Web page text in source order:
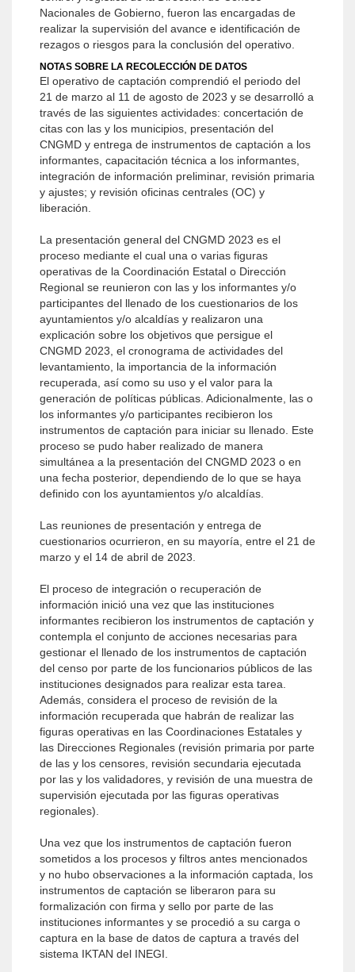
Nacionales de Gobierno, fueron las encargadas de
realizar la supervisión del avance e identificación de
rezagos o riesgos para la conclusión del operativo.
NOTAS SOBRE LA RECOLECCIÓN DE DATOS
El operativo de captación comprendió el periodo del
21 de marzo al 11 de agosto de 2023 y se desarrolló a
través de las siguientes actividades: concertación de
citas con las y los municipios, presentación del
CNGMD y entrega de instrumentos de captación a los
informantes, capacitación técnica a los informantes,
integración de información preliminar, revisión primaria
y ajustes; y revisión oficinas centrales (OC) y
liberación.
La presentación general del CNGMD 2023 es el
proceso mediante el cual una o varias figuras
operativas de la Coordinación Estatal o Dirección
Regional se reunieron con las y los informantes y/o
participantes del llenado de los cuestionarios de los
ayuntamientos y/o alcaldías y realizaron una
explicación sobre los objetivos que persigue el
CNGMD 2023, el cronograma de actividades del
levantamiento, la importancia de la información
recuperada, así como su uso y el valor para la
generación de políticas públicas. Adicionalmente, las o
los informantes y/o participantes recibieron los
instrumentos de captación para iniciar su llenado. Este
proceso se pudo haber realizado de manera
simultánea a la presentación del CNGMD 2023 o en
una fecha posterior, dependiendo de lo que se haya
definido con los ayuntamientos y/o alcaldías.
Las reuniones de presentación y entrega de
cuestionarios ocurrieron, en su mayoría, entre el 21 de
marzo y el 14 de abril de 2023.
El proceso de integración o recuperación de
información inició una vez que las instituciones
informantes recibieron los instrumentos de captación y
contempla el conjunto de acciones necesarias para
gestionar el llenado de los instrumentos de captación
del censo por parte de los funcionarios públicos de las
instituciones designados para realizar esta tarea.
Además, considera el proceso de revisión de la
información recuperada que habrán de realizar las
figuras operativas en las Coordinaciones Estatales y
las Direcciones Regionales (revisión primaria por parte
de las y los censores, revisión secundaria ejecutada
por las y los validadores, y revisión de una muestra de
supervisión ejecutada por las figuras operativas
regionales).
Una vez que los instrumentos de captación fueron
sometidos a los procesos y filtros antes mencionados
y no hubo observaciones a la información captada, los
instrumentos de captación se liberaron para su
formalización con firma y sello por parte de las
instituciones informantes y se procedió a su carga o
captura en la base de datos de captura a través del
sistema IKTAN del INEGI.